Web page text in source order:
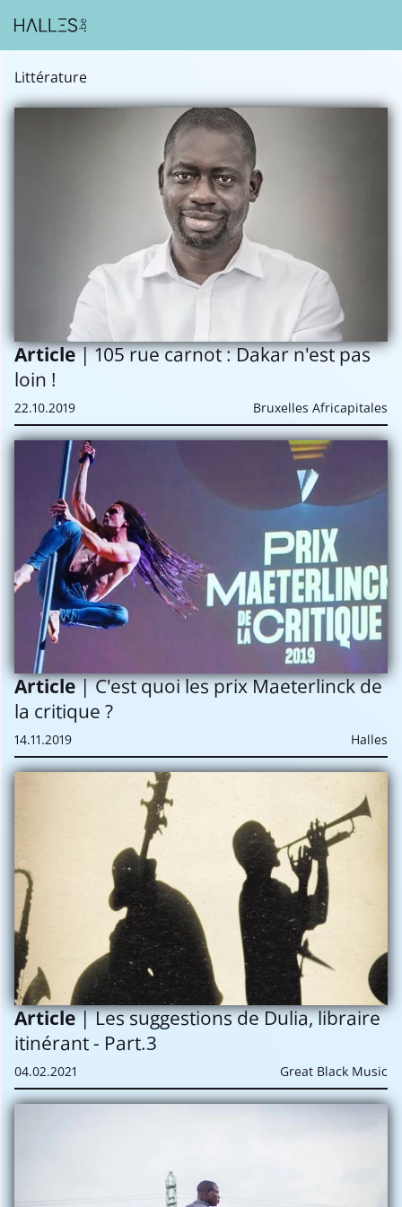
Littérature
Article| 105 rue carnot : Dakar n'est pas
loin !
22.10.2019 Bruxelles Africapitales
Article| C'est quoi les prix Maeterlinck de
la critique ?
14.11.2019 Halles
Article| Les suggestions de Dulia, libraire
itinérant - Part.3
04.02.2021 Great Black Music